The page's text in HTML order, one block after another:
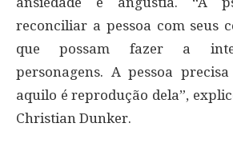
reconciliar a pessoa com seus
que possam fazer a
personagens. A pessoa
aquilo é reprodução dela”,
Christian Dunker.